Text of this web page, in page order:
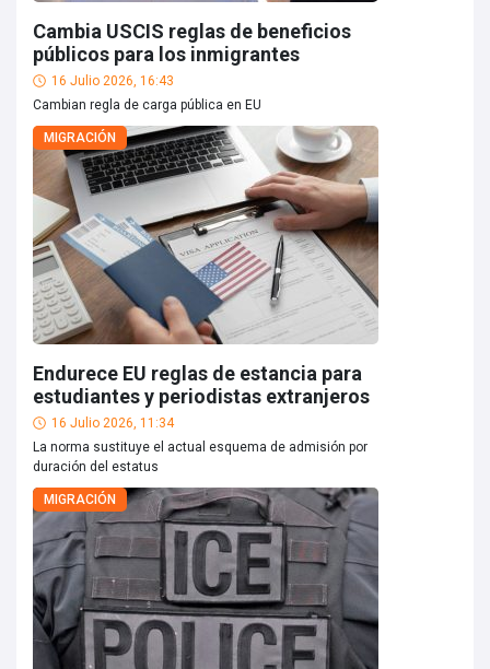
Cambia USCIS reglas de beneficios
públicos para los inmigrantes
16 Julio 2026, 16:43
Cambian regla de carga pública en EU
MIGRACIÓN
Endurece EU reglas de estancia para
estudiantes y periodistas extranjeros
16 Julio 2026, 11:34
La norma sustituye el actual esquema de admisión por
duración del estatus
MIGRACIÓN